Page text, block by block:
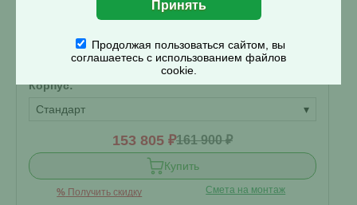
энергонезависимый
Корпус:
Стандарт
▾
153 805 ₽161 900 ₽
Купить
% Получить скидку Смета на монтаж
Продолжая пользоваться сайтом, вы
соглашаетесь с использованием файлов
cookie.